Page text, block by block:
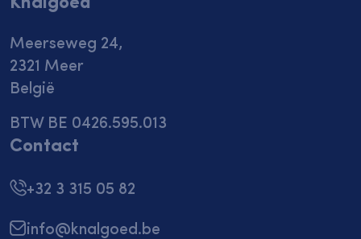
Meerseweg 24,
2321 Meer
België
BTW BE 0426.595.013
Contact
+32 3 315 05 82
info@knalgoed.be